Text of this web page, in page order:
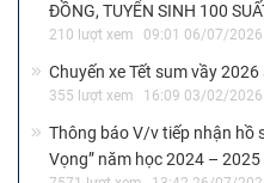
ĐỒNG, TUYỂN SINH 100
210 lượt xem 09:01 06/07/2026
Chuyến xe Tết sum vầy
355 lượt xem 16:09 03/02/2026
Thông báo V/v tiếp nhận hồ
Vọng” năm học 2024 – 2025